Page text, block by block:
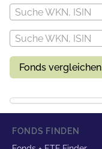
Suche WKN, ISIN
Suche WKN, ISIN
Fonds vergleichen
FONDS FINDEN